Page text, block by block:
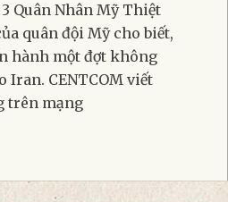
Quân Nhân Mỹ Thiệt
quân đội Mỹ cho biết,
hành một đợt không
Iran. CENTCOM viết
trên mạng